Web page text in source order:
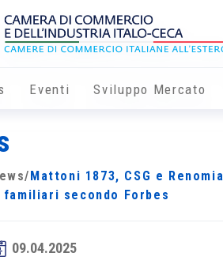
Eventi Sviluppo Mercato
/ Mattoni 1873, CSG e
familiari secondo Forbes
09.04.2025